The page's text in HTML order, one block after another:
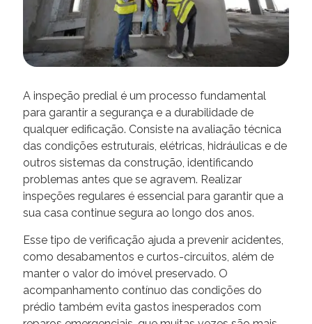
A inspeção predial é um processo fundamental
para garantir a segurança e a durabilidade de
qualquer edificação. Consiste na avaliação técnica
das condições estruturais, elétricas, hidráulicas e de
outros sistemas da construção, identificando
problemas antes que se agravem. Realizar
inspeções regulares é essencial para garantir que a
sua casa continue segura ao longo dos anos.
Esse tipo de verificação ajuda a prevenir acidentes,
como desabamentos e curtos-circuitos, além de
manter o valor do imóvel preservado. O
acompanhamento contínuo das condições do
prédio também evita gastos inesperados com